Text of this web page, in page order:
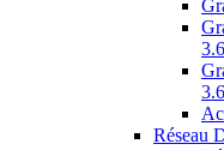
Réseau